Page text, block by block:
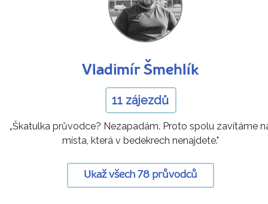
Vladimír Šmehlík
11 zájezdů
„Škatulka průvodce? Nezapadám. Proto spolu zavítáme
místa, která v bedekrech nenajdete."
Ukaž všech 78 průvodců